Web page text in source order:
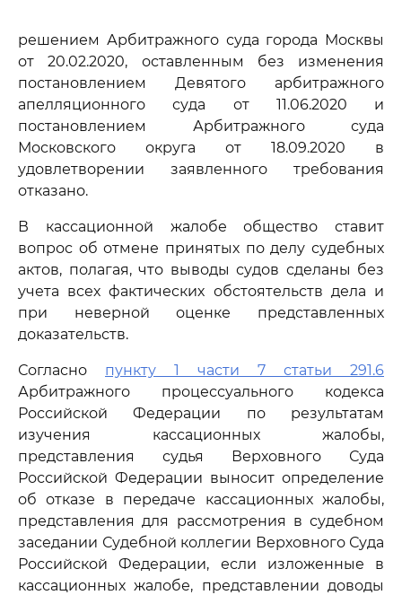
решением Арбитражного суда города Москвы
от 20.02.2020, оставленным без изменения
постановлением Девятого арбитражного
апелляционного суда от 11.06.2020 и
постановлением Арбитражного суда
Московского округа от 18.09.2020 в
удовлетворении заявленного требования
отказано.
В кассационной жалобе общество ставит
вопрос об отмене принятых по делу судебных
актов, полагая, что выводы судов сделаны без
учета всех фактических обстоятельств дела и
при неверной оценке представленных
доказательств.
Согласно пункту 1 части 7 статьи 291.6
Арбитражного процессуального кодекса
Российской Федерации по результатам
изучения кассационных жалобы,
представления судья Верховного Суда
Российской Федерации выносит определение
об отказе в передаче кассационных жалобы,
представления для рассмотрения в судебном
заседании Судебной коллегии Верховного Суда
Российской Федерации, если изложенные в
кассационных жалобе, представлении доводы